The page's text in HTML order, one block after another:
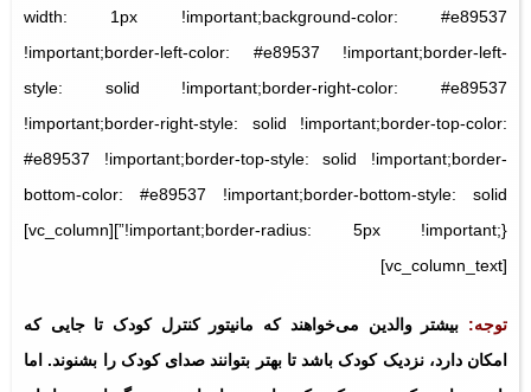
width: 1px !important;background-color: #e89537
!important;border-left-color: #e89537 !important;border-left-
style: solid !important;border-right-color: #e89537
!important;border-right-style: solid !important;border-top-color:
#e89537 !important;border-top-style: solid !important;border-
bottom-color: #e89537 !important;border-bottom-style: solid
!important;border-radius: 5px !important;}”][vc_column]
[vc_column_text]
توجه: بیشتر والدین می‌خواهند که مانیتور کنترل کودک تا جایی ‌که
امکان دارد، نزدیک کودک باشد تا بهتر بتوانند صدای کودک را بشنوند. اما